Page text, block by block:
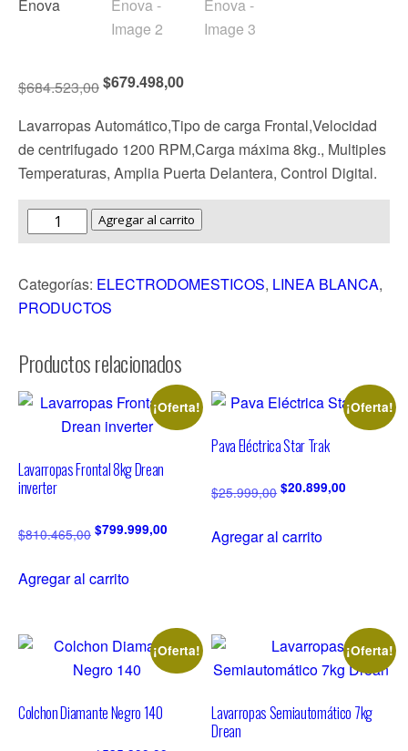
$684.523,00$679.498,00
Lavarropas Automático,Tipo de carga Frontal,Velocidad
de centrifugado 1200 RPM,Carga máxima 8kg., Multiples
Temperaturas, Amplia Puerta Delantera, Control Digital.
Agregar al carrito
Categorías: ELECTRODOMESTICOS, LINEA BLANCA,
PRODUCTOS
Productos relacionados
¡Oferta!
Lavarropas Frontal 8kg Drean
inverter
$810.465,00 $799.999,00
Agregar al carrito
¡Oferta!
Pava Eléctrica Star Trak
$25.999,00 $20.899,00
Agregar al carrito
¡Oferta!
Colchon Diamante Negro 140
¡Oferta!
Lavarropas Semiautomático 7kg
Drean